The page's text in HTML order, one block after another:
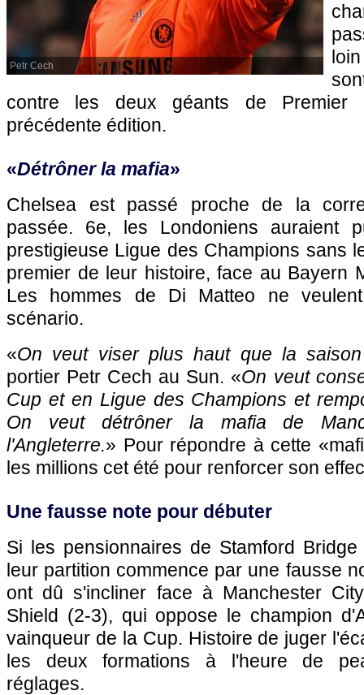
Petr Cech
contre les deux géants de
précédente édition.
«Détrôner la mafia»
Chelsea est passé proche de la
passée. 6e, les Londoniens auraient
prestigieuse Ligue des Champions sans
premier de leur histoire, face au Bayern
Les hommes de Di Matteo ne
scénario.
«On veut viser plus haut que la
portier Petr Cech au Sun. «On veut
Cup et en Ligue des Champions et
On veut détrôner la mafia de
l'Angleterre.» Pour répondre à cette
les millions cet été pour renforcer son
Une fausse note pour débuter
Si les pensionnaires de Stamford
leur partition commence par une fausse
ont dû s'incliner face à Manchester
Shield (2-3), qui oppose le champion
vainqueur de la Cup. Histoire de juger
les deux formations à l'heure de
réglages.